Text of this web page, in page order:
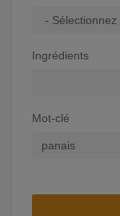
Ingrédients
Mot-clé